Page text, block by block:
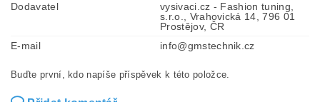
Dodavatel
vysivaci.cz - Fashion tuning,
s.r.o., Vrahovická 14, 796 01
Prostějov, ČR
E-mail
info@gmstechnik.cz
Buďte první, kdo napíše příspěvek k této položce.